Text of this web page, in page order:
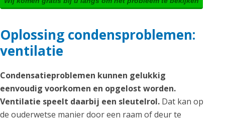
Oplossing condensproblemen:
ventilatie
Condensatieproblemen kunnen gelukkig
eenvoudig voorkomen en opgelost worden.
Ventilatie speelt daarbij een sleutelrol. Dat kan op
de ouderwetse manier door een raam of deur te